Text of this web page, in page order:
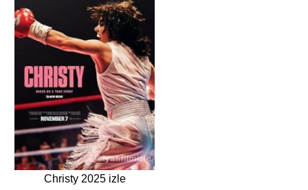
Christy 2025 izle